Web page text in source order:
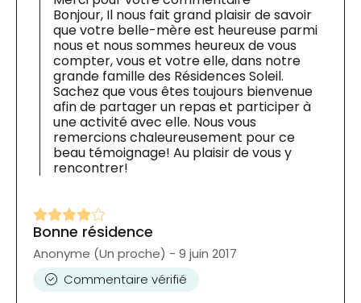
Bonjour, Il nous fait grand plaisir de savoir
que votre belle-mère est heureuse parmi
nous et nous sommes heureux de vous
compter, vous et votre elle, dans notre
grande famille des Résidences Soleil.
Sachez que vous êtes toujours bienvenue
afin de partager un repas et participer à
une activité avec elle. Nous vous
remercions chaleureusement pour ce
beau témoignage! Au plaisir de vous y
rencontrer!
Bonne résidence
Anonyme (Un proche) - 9 juin 2017
Commentaire vérifié